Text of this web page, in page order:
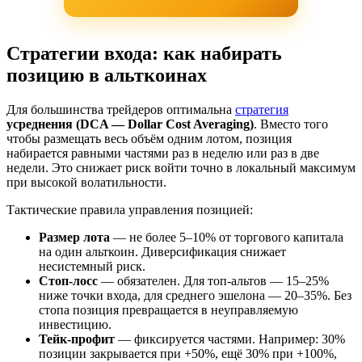
Стратегии входа: как набирать
позицию в альткоинах
Для большинства трейдеров оптимальна стратегия
усреднения (DCA — Dollar Cost Averaging). Вместо того
чтобы размещать весь объём одним лотом, позиция
набирается равными частями раз в неделю или раз в две
недели. Это снижает риск войти точно в локальный максимум
при высокой волатильности.
Тактические правила управления позицией:
Размер лота — не более 5–10% от торгового капитала
на один альткоин. Диверсификация снижает
несистемный риск.
Стоп-лосс — обязателен. Для топ-альтов — 15–25%
ниже точки входа, для среднего эшелона — 20–35%. Без
стопа позиция превращается в неуправляемую
инвестицию.
Тейк-профит — фиксируется частями. Например: 30%
позиции закрывается при +50%, ещё 30% при +100%,